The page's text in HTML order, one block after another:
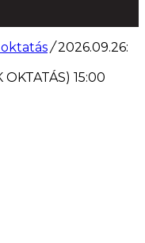
/2026.09.26:
15:00